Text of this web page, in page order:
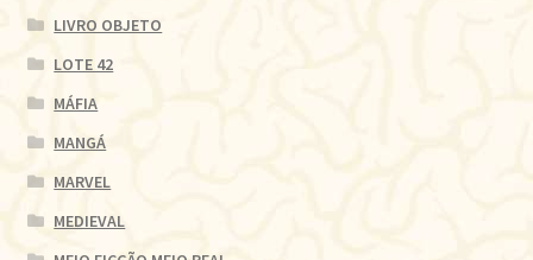
LIVRO OBJETO
LOTE 42
MÁFIA
MANGÁ
MARVEL
MEDIEVAL